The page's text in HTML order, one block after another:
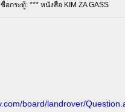
ชื่อกระทู้: *** หนังสือ KIM ZA GASS
board/landrover/